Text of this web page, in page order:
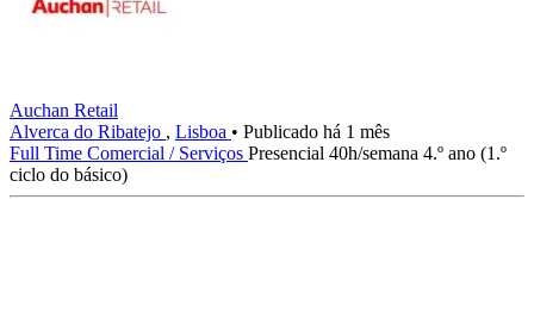
Auchan Retail
Alverca do Ribatejo , Lisboa • Publicado há 1 mês
Full Time Comercial / Serviços Presencial 40h/semana 4.º ano (1.º
ciclo do básico)